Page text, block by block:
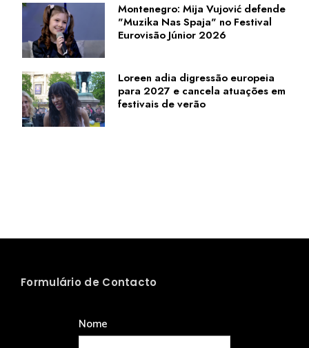
Montenegro: Mija Vujović defende
"Muzika Nas Spaja" no Festival
Eurovisão Júnior 2026
Loreen adia digressão europeia
para 2027 e cancela atuações em
festivais de verão
Formulário de Contacto
Nome